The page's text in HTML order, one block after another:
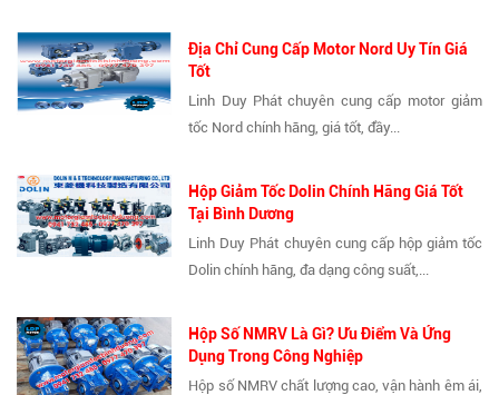
Địa Chỉ Cung Cấp Motor Nord Uy Tín Giá
Tốt
Linh Duy Phát chuyên cung cấp motor giảm
tốc Nord chính hãng, giá tốt, đầy...
Hộp Giảm Tốc Dolin Chính Hãng Giá Tốt
Tại Bình Dương
Linh Duy Phát chuyên cung cấp hộp giảm tốc
Dolin chính hãng, đa dạng công suất,...
Hộp Số NMRV Là Gì? Ưu Điểm Và Ứng
Dụng Trong Công Nghiệp
Hộp số NMRV chất lượng cao, vận hành êm ái,